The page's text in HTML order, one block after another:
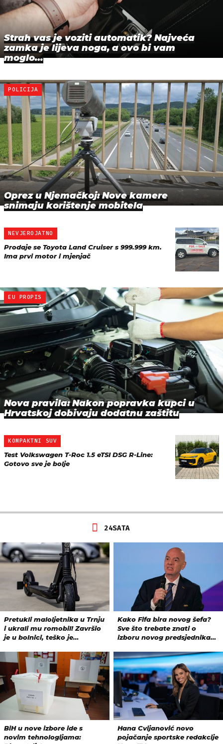
Strah vas je voziti automatik? Najveća
zamka je lijeva noga, a ovo bi vam
moglo…
POLICIJA
Oprez u Njemačkoj: Nove kamere
snimaju korištenje mobitela
NEVJEROJATNO
Prodaje se Toyota Land Cruiser s 999.999 km.
Ima prvi motor i mjenjač
EU PROPIS
Nova pravila: Nakon popravka kupci u
Hrvatskoj dobivaju dodatnu zaštitu
KOMPAKTNI SUV
Test Volkswagen T-Roc 1.5 eTSI DSG R-Line:
Gotovo sve je bolje